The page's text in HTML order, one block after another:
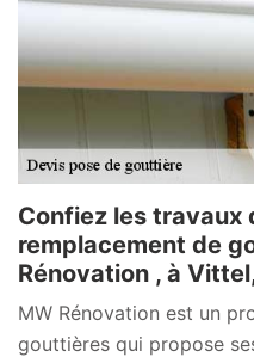
Confiez les travaux
remplacement de
Rénovation , à
MW Rénovation est un
gouttières qui propose